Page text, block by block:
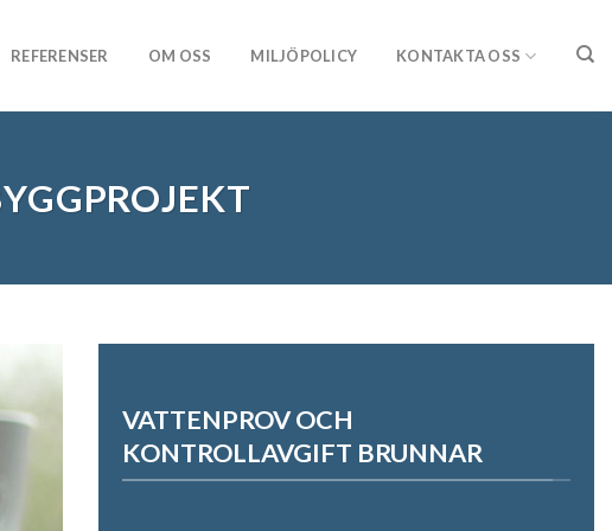
REFERENSER OM OSS MILJÖPOLICY KONTAKTA OSS
VATTENPROV OCH
KONTROLLAVGIFT BRUNNAR